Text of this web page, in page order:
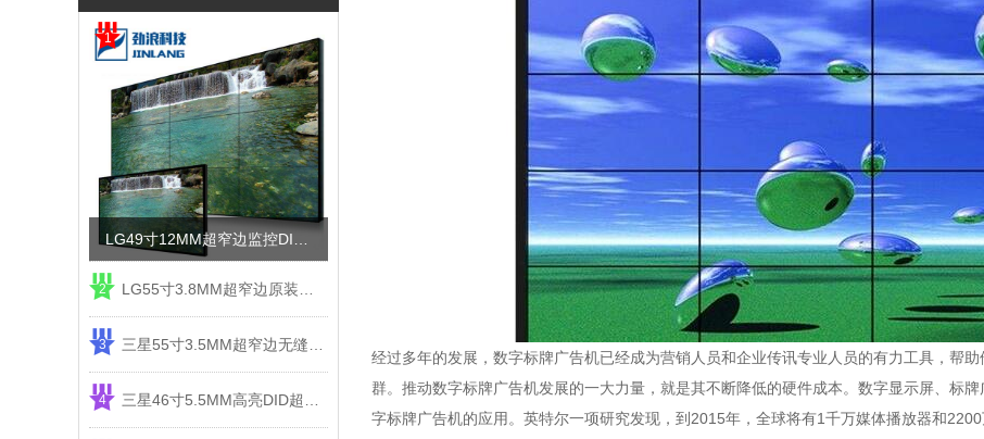
1
2
3
4
经过多年的发展，数字标牌广告机已经成为营销人员和企业传讯专业人员的有力工具，帮
群。推动数字标牌广告机发展的一大力量，就是其不断降低的硬件成本。数字显示屏、标
字标牌广告机的应用。英特尔一项研究发现，到2015年，全球将有1千万媒体播放器和